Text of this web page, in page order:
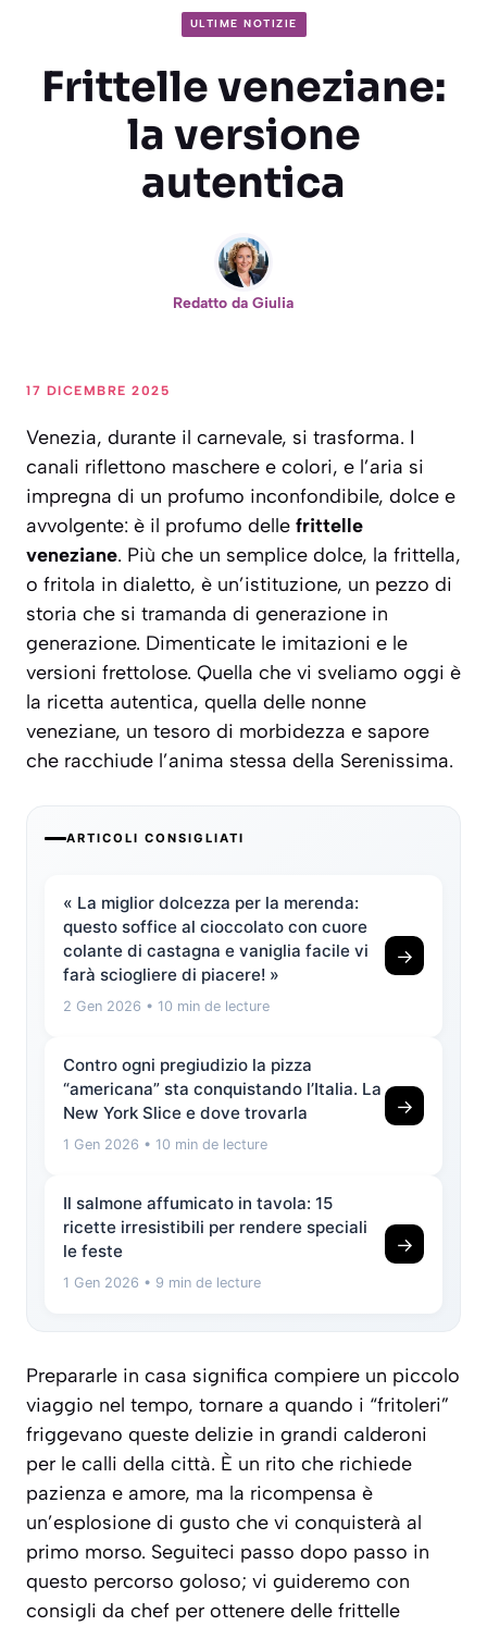
ULTIME NOTIZIE
Frittelle veneziane:
la versione
autentica
Redatto da Giulia
17 DICEMBRE 2025
Venezia, durante il carnevale, si trasforma. I
canali riflettono maschere e colori, e l’aria si
impregna di un profumo inconfondibile, dolce e
avvolgente: è il profumo delle frittelle
veneziane. Più che un semplice dolce, la frittella,
o fritola in dialetto, è un’istituzione, un pezzo di
storia che si tramanda di generazione in
generazione. Dimenticate le imitazioni e le
versioni frettolose. Quella che vi sveliamo oggi è
la ricetta autentica, quella delle nonne
veneziane, un tesoro di morbidezza e sapore
che racchiude l’anima stessa della Serenissima.
ARTICOLI CONSIGLIATI
« La miglior dolcezza per la merenda:
questo soffice al cioccolato con cuore
colante di castagna e vaniglia facile vi
farà sciogliere di piacere! »
2 Gen 2026 • 10 min de lecture
→
Contro ogni pregiudizio la pizza
“americana” sta conquistando l’Italia. La
New York Slice e dove trovarla
1 Gen 2026 • 10 min de lecture
→
Il salmone affumicato in tavola: 15
ricette irresistibili per rendere speciali
le feste
1 Gen 2026 • 9 min de lecture
→
Prepararle in casa significa compiere un piccolo
viaggio nel tempo, tornare a quando i “fritoleri”
friggevano queste delizie in grandi calderoni
per le calli della città. È un rito che richiede
pazienza e amore, ma la ricompensa è
un’esplosione di gusto che vi conquisterà al
primo morso. Seguiteci passo dopo passo in
questo percorso goloso; vi guideremo con
consigli da chef per ottenere delle frittelle